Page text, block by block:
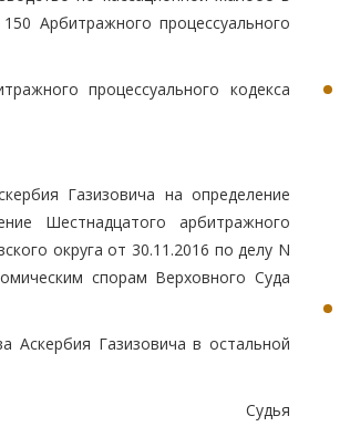
Арбитражного процессуального
процессуального кодекса
Газизовича на определение
Шестнадцатого арбитражного
округа от 30.11.2016 по делу N
спорам Верховного Суда
Аскербия Газизовича в остальной
Судья